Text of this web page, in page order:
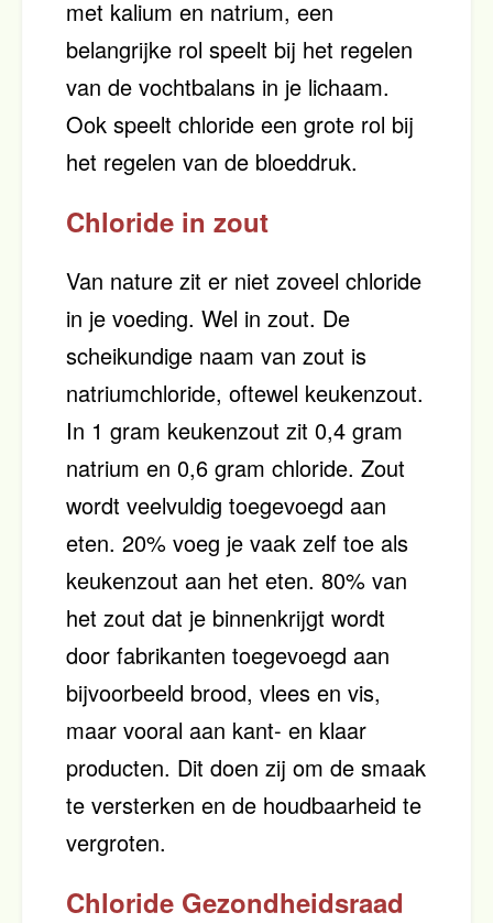
met kalium en natrium, een
belangrijke rol speelt bij het regelen
van de vochtbalans in je lichaam.
Ook speelt chloride een grote rol bij
het regelen van de bloeddruk.
Chloride in zout
Van nature zit er niet zoveel chloride
in je voeding. Wel in zout. De
scheikundige naam van zout is
natriumchloride, oftewel keukenzout.
In 1 gram keukenzout zit 0,4 gram
natrium en 0,6 gram chloride. Zout
wordt veelvuldig toegevoegd aan
eten. 20% voeg je vaak zelf toe als
keukenzout aan het eten. 80% van
het zout dat je binnenkrijgt wordt
door fabrikanten toegevoegd aan
bijvoorbeeld brood, vlees en vis,
maar vooral aan kant- en klaar
producten. Dit doen zij om de smaak
te versterken en de houdbaarheid te
vergroten.
Chloride Gezondheidsraad